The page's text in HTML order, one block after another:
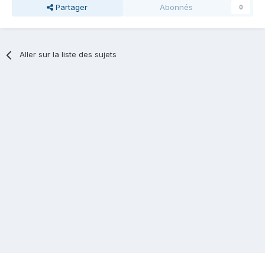
Partager Abonnés 0
Aller sur la liste des sujets